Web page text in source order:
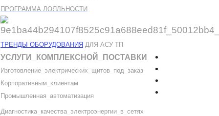
ПРОГРАММА ЛОЯЛЬНОСТИ
ТРЕНДЫ ОБОРУДОВАНИЯ ДЛЯ АСУ ТП
УСЛУГИ КОМПЛЕКСНОЙ ПОСТАВКИ
Изготовление электрических щитов под заказ
Корпоративным клиентам
Промышленная автоматизация
Диагностика качества электроэнергии в сетях